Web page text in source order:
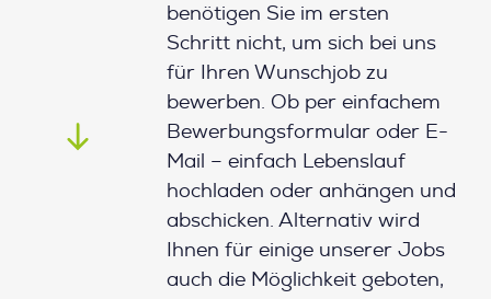
benötigen Sie im ersten
Schritt nicht, um sich bei uns
für Ihren Wunschjob zu
bewerben. Ob per einfachem
Bewerbungsformular oder E-
Mail – einfach Lebenslauf
hochladen oder anhängen und
abschicken. Alternativ wird
Ihnen für einige unserer Jobs
auch die Möglichkeit geboten,